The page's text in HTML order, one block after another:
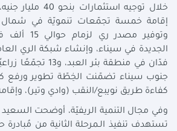
خلال توجيه
إقامة خمسة تجمّعات تنمويّة في شمال
وتوفير
فدّان في منطقة بئر
جنوب سيناء تضمّنت الخِطّة تطوير ورفع
كفاءة طريق نويبع/النقب (وادي وتير)، وإقامة 15 تجمّعًا
تستهدف تنفيذ الـمرحلة الثانية من مُبادرة